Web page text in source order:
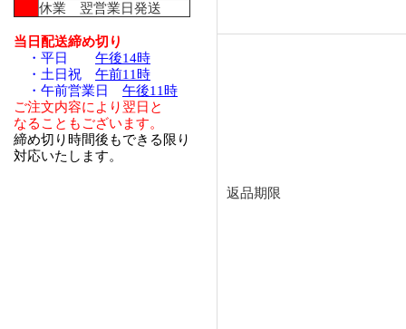
休業 翌営業日発送
当日配送締め切り
・平日 午後14時
・土日祝 午前11時
・午前営業日 午後11時
ご注文内容により翌日と
なることもございます。
締め切り時間後もできる限り
対応いたします。
返品期限